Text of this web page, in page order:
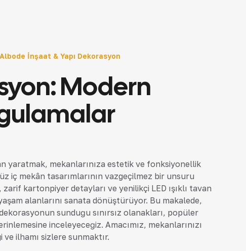
Albode İnşaat & Yapı Dekorasyon
Modern
yaratmak, mekanlarınıza estetik ve fonksiyonellik
iç mekân tasarımlarının vazgeçilmez bir unsuru
kartonpiyer detayları ve yenilikçi LED ışıklı tavan
alanlarını sanata dönüştürüyor. Bu makalede,
sunduğu sınırsız olanakları, popüler
inceleyeceğiz. Amacımız, mekanlarınızı
ve ilhamı sizlere sunmaktır.